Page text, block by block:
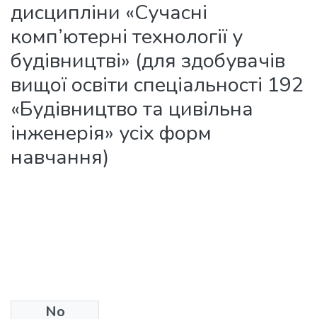
дисципліни «Сучасні
комп’ютерні технології у
будівництві» (для здобувачів
вищої освіти спеціальності 192
«Будівництво та цивільна
інженерія» усіх форм
навчання)
No